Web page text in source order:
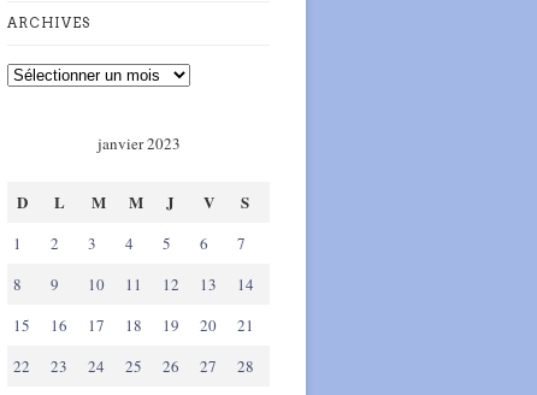
ARCHIVES
janvier 2023
D L M M J V S
1 2 3 4 5 6
7
8
9 10 11 12 13
14
15
16 17 18 19 20
21
22
23 24 25 26 27
28